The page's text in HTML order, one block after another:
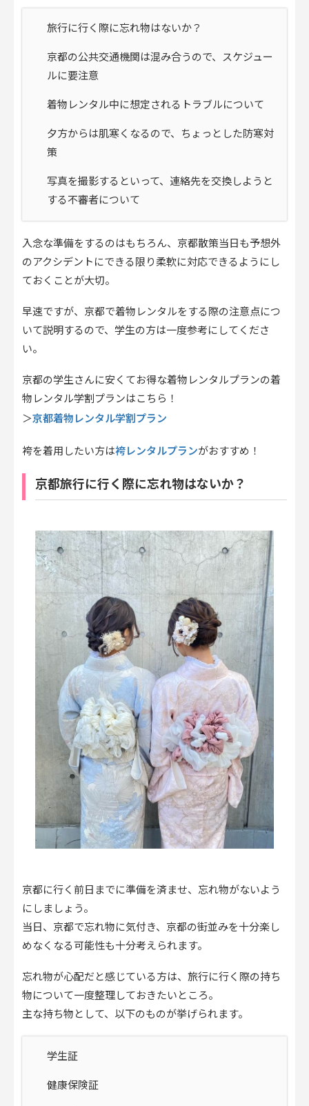
旅行に行く際に忘れ物はないか？
京都の公共交通機関は混み合うので、スケジュー
ルに要注意
着物レンタル中に想定されるトラブルについて
夕方からは肌寒くなるので、ちょっとした防寒対
策
写真を撮影するといって、連絡先を交換しようと
する不審者について
入念な準備をするのはもちろん、京都散策当日も予想外
のアクシデントにできる限り柔軟に対応できるようにし
ておくことが大切。
早速ですが、京都で着物レンタルをする際の注意点につ
いて説明するので、学生の方は一度参考にしてくださ
い。
京都の学生さんに安くてお得な着物レンタルプランの着
物レンタル学割プランはこちら！
＞京都着物レンタル学割プラン
袴を着用したい方は袴レンタルプランがおすすめ！
京都旅行に行く際に忘れ物はないか？
京都に行く前日までに準備を済ませ、忘れ物がないよう
にしましょう。
当日、京都で忘れ物に気付き、京都の街並みを十分楽し
めなくなる可能性も十分考えられます。
忘れ物が心配だと感じている方は、旅行に行く際の持ち
物について一度整理しておきたいところ。
主な持ち物として、以下のものが挙げられます。
学生証
健康保険証